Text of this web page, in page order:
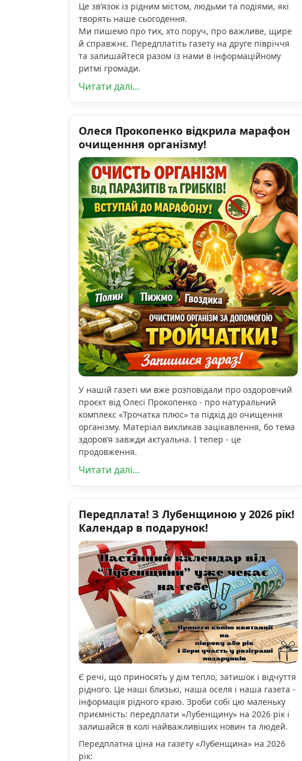
Це зв’язок із рідним містом, людьми та подіями, які
творять наше сьогодення.
Ми пишемо про тих, хто поруч, про важливе, щире
й справжнє. Передплатіть газету на друге півріччя
та залишайтеся разом із нами в інформаційному
ритмі громади.
Читати далі...
Олеся Прокопенко відкрила марафон
очищенння організму!
У нашій газеті ми вже розповідали про оздоровчий
проєкт від Олесі Прокопенко - про натуральний
комплекс «Трочатка плюс» та підхід до очищення
організму. Матеріал викликав зацікавлення, бо тема
здоров’я завжди актуальна. І тепер - це
продовження.
Читати далі...
Передплата! З Лубенщиною у 2026 рік!
Календар в подарунок!
Є речі, що приносять у дім тепло, затишок і відчуття
рідного. Це наші близькі, наша оселя і наша газета -
інформація рідного краю. Зроби собі цю маленьку
приємність: передплати «Лубенщину» на 2026 рік і
залишайся в колі найважливіших новин та людей.
Передплатна ціна на газету «Лубенщина» на 2026
рік: